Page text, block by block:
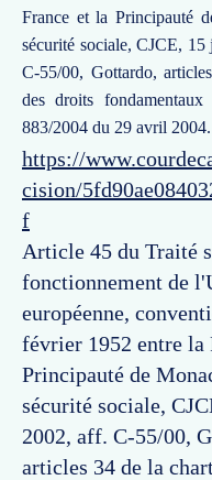
France et la Principauté
sécurité sociale, CJCE,
C-55/00, Gottardo,
des droits
883/2004 du 29 avril 2004.
https://
cision/
f
Article 45 du Traité
fonctionnement de
européenne,
février 1952 entre la
Principauté de
sécurité sociale,
2002, aff. C-55/00,
articles 34 de la